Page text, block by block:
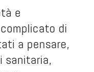
e
di
a pensare,
sanitaria,